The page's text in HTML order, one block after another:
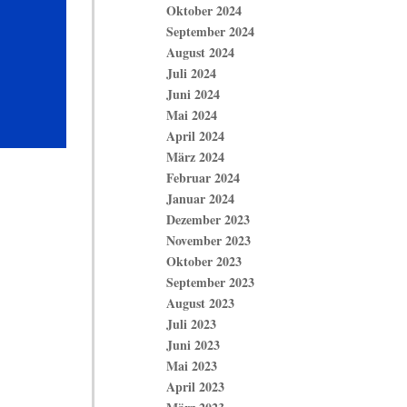
Oktober 2024
September 2024
August 2024
Juli 2024
Juni 2024
Mai 2024
April 2024
März 2024
Februar 2024
Januar 2024
Dezember 2023
November 2023
Oktober 2023
September 2023
August 2023
Juli 2023
Juni 2023
Mai 2023
April 2023